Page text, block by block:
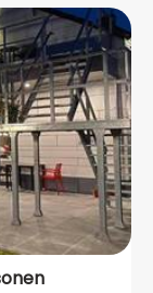
met
en dessert.
stressvrij
een drukke dag
u uw diner tegelijk
reserveert,
een speciaal